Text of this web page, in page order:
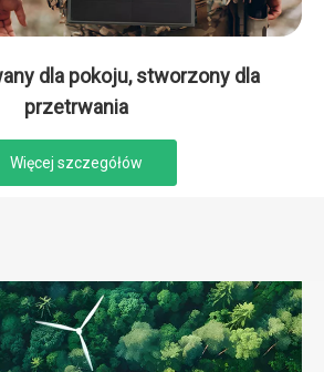
dla pokoju, stworzony dla
przetrwania
Więcej szczegółów